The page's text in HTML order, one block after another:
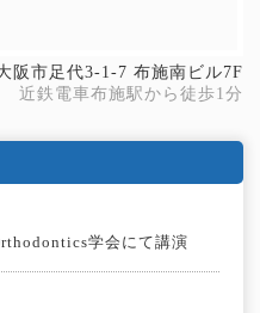
阪市足代3-1-7 布施南ビル7F
近鉄電車布施駅から徒歩1分
学会にて講演